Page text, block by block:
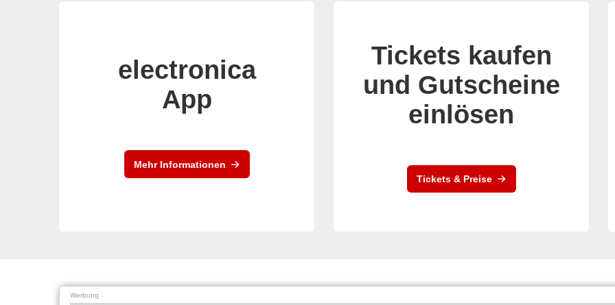
electronica
App
Mehr Informationen
Tickets kaufen
und Gutscheine
einlösen
Tickets & Preise
Werbung